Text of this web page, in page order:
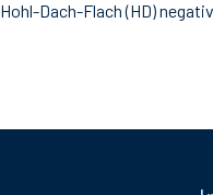
Hohl-Dach-Flach (HD)